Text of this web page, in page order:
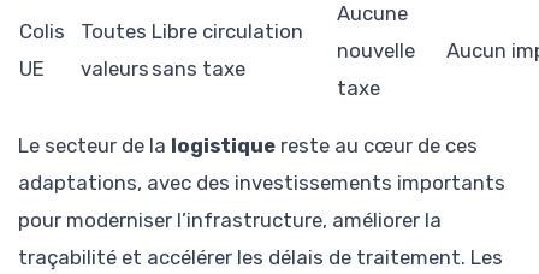
Colis
UE
Toutes
valeurs
Libre circulation
sans taxe
Aucune
nouvelle
taxe
Aucun
Le secteur de la logistique reste au cœur de ces
adaptations, avec des investissements importants
pour moderniser l’infrastructure, améliorer la
traçabilité et accélérer les délais de traitement. Les